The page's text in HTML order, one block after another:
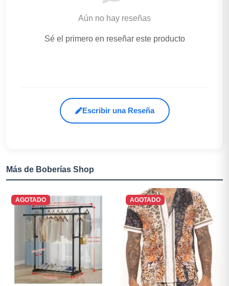
Aún no hay reseñas
Sé el primero en reseñar este producto
Escribir una Reseña
Más de Boberías Shop
AGOTADO AGOTADO